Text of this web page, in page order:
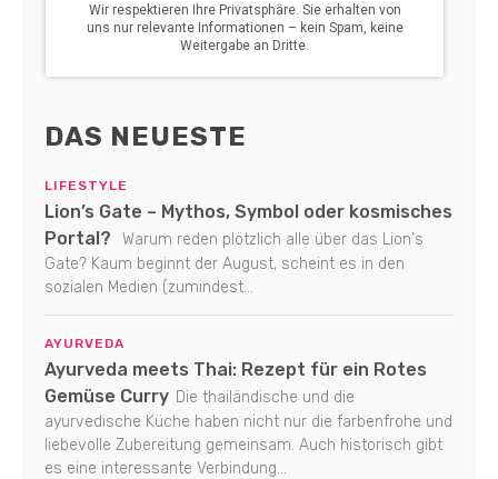
DAS NEUESTE
LIFESTYLE
Lion’s Gate – Mythos, Symbol oder kosmisches
Portal?
Warum reden plötzlich alle über das Lion's
Gate? Kaum beginnt der August, scheint es in den
sozialen Medien (zumindest...
AYURVEDA
Ayurveda meets Thai: Rezept für ein Rotes
Gemüse Curry Die thailändische und die
ayurvedische Küche haben nicht nur die farbenfrohe und
liebevolle Zubereitung gemeinsam. Auch historisch gibt
es eine interessante Verbindung...